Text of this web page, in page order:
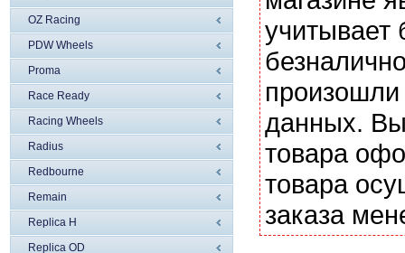
OZ Racing
PDW Wheels
Proma
Race Ready
Racing Wheels
Radius
Redbourne
Remain
Replica H
Replica OD
учитывает
данных. Вы
товара
товара
заказа